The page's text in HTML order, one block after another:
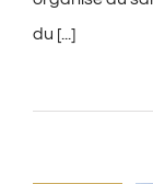
du [...]